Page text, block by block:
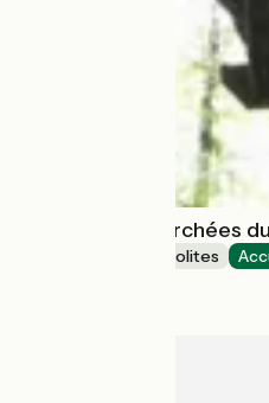
Les cabanes perchées
Hébergements insolites